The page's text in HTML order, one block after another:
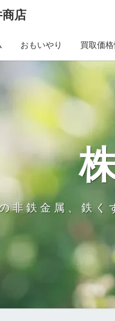
店
おもいやり 買取価
非鉄金属、鉄